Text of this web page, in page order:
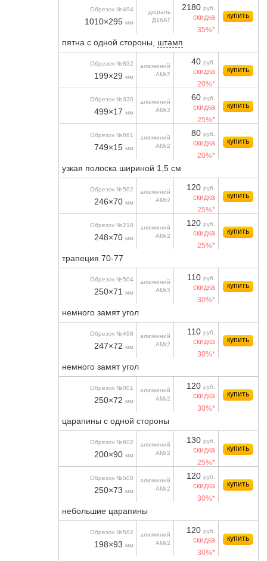
Обрезок №494
1010×295 мм
дюраль
Д16АТ
2180 руб.
скидка
35%*
купить
пятна с одной стороны, штамп
Обрезок №832
199×29 мм
алюминий
АМг2
40 руб.
скидка
20%*
купить
Обрезок №330
499×17 мм
алюминий
АМг2
60 руб.
скидка
25%*
купить
Обрезок №661
749×15 мм
алюминий
АМг2
80 руб.
скидка
20%*
купить
узкая полоска шириной 1,5 см
Обрезок №502
246×70 мм
алюминий
АМг2
120 руб.
скидка
25%*
купить
Обрезок №218
248×70 мм
алюминий
АМг2
120 руб.
скидка
25%*
купить
трапеция 70-77
Обрезок №504
250×71 мм
алюминий
АМг2
110 руб.
скидка
30%*
купить
немного замят угол
Обрезок №498
247×72 мм
алюминий
АМг2
110 руб.
скидка
30%*
купить
немного замят угол
Обрезок №001
250×72 мм
алюминий
АМг2
120 руб.
скидка
30%*
купить
царапины с одной стороны
Обрезок №602
200×90 мм
алюминий
АМг2
130 руб.
скидка
25%*
купить
Обрезок №500
250×73 мм
алюминий
АМг2
120 руб.
скидка
30%*
купить
небольшие царапины
Обрезок №582
198×93 мм
алюминий
АМг2
120 руб.
скидка
30%*
купить